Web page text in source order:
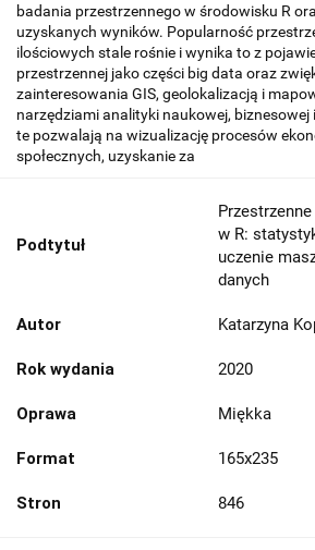
badania przestrzennego w środowisku R
uzyskanych wyników. Popularność
ilościowych stale rośnie i wynika to z
przestrzennej jako części big data oraz
zainteresowania GIS, geolokalizacją i
narzędziami analityki naukowej,
te pozwalają na wizualizację procesów
społecznych, uzyskanie za
Podtytuł
w R:
uczenie
danych
Autor Katarzyna
Rok wydania 2020
Oprawa Miękka
Format 165x235
Stron 846